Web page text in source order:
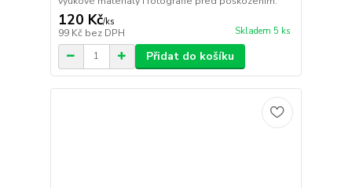
120 Kč/ks
99 Kč bez DPH Skladem 5 ks
Přidat do košíku